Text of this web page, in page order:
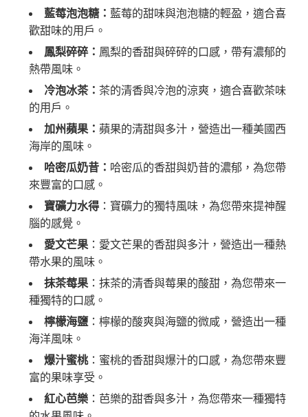
藍莓泡泡糖：藍莓的甜味與泡泡糖的輕盈，適合喜
歡甜味的用戶。
鳳梨碎碎： 鳳梨的香甜與碎碎的口感，帶有濃郁的
熱帶風味。
冷泡冰茶：茶的清香與冷泡的涼爽，適合喜歡茶味
的用戶。
加州蘋果：蘋果的清甜與多汁，營造出一種美國西
海岸的風味。
哈密瓜奶昔： 哈密瓜的香甜與奶昔的濃郁，為您帶
來豐富的口感。
寶礦力水得 ：寶礦力的獨特風味，為您帶來提神醒
腦的感覺。
愛文芒果：愛文芒果的香甜與多汁，營造出一種熱
帶水果的風味。
抹茶莓果：抹茶的清香與莓果的酸甜，為您帶來一
種獨特的口感。
檸檬海鹽：檸檬的酸爽與海鹽的微咸，營造出一種
海洋風味。
爆汁蜜桃：蜜桃的香甜與爆汁的口感，為您帶來豐
富的果味享受。
紅心芭樂 ：芭樂的甜香與多汁，為您帶來一種獨特